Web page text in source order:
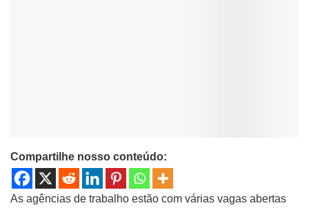
Compartilhe nosso conteúdo:
As agências de trabalho estão com várias vagas abertas